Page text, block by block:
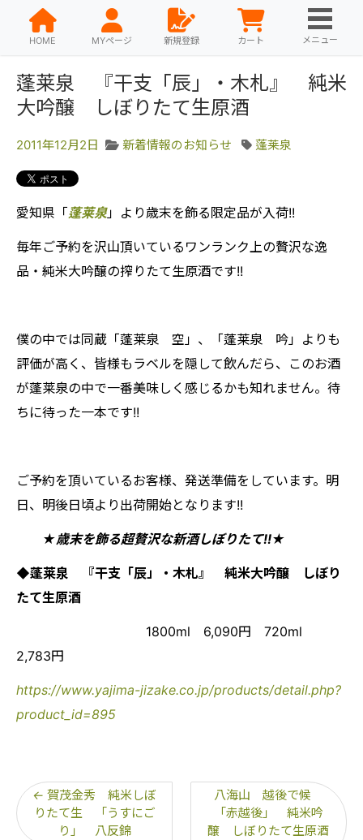
HOME MYページ 新規登録 カート メニュー
蓬莱泉 『干支「辰」・木札』 純米
大吟醸 しぼりたて生原酒
2011年12月2日 新着情報のお知らせ 蓬莱泉
愛知県「蓬莱泉」より歳末を飾る限定品が入荷!!
毎年ご予約を沢山頂いているワンランク上の贅沢な逸
品・純米大吟醸の搾りたて生原酒です!!
僕の中では同蔵「蓬莱泉 空」、「蓬莱泉 吟」よりも
評価が高く、皆様もラベルを隠して飲んだら、このお酒
が蓬莱泉の中で一番美味しく感じるかも知れません。待
ちに待った一本です!!
ご予約を頂いているお客様、発送準備をしています。明
日、明後日頃より出荷開始となります!!
★歳末を飾る超贅沢な新酒しぼりたて!!★
◆蓬莱泉 『干支「辰」・木札』 純米大吟醸 しぼり
たて生原酒
1800ml 6,090円 720ml
2,783円
https://www.yajima-jizake.co.jp/products/detail.php?
product_id=895
← 賀茂金秀 純米しぼ
りたて生 「うすにご
り」 八反錦
八海山 越後で候
「赤越後」 純米吟
醸 しぼりたて生原酒